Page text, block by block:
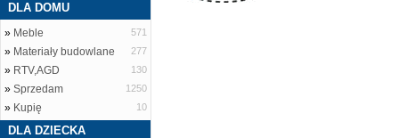
DLA DOMU
» Meble 571
» Materiały budowlane 277
» RTV,AGD 130
» Sprzedam 1250
» Kupię 10
DLA DZIECKA